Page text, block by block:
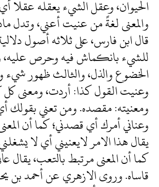
الحيوان، وعقل الشيء يعقله عقلا
والمعنى لغةً من عنيت أعني، وتدل
قال ابن فارس، على ثلاثه أصول
للشيء بانكماش فيه وحرص عليه،
الخضوع والذل، والثالث ظهور شيء
وعنيت القول كذا: أردت، ومعنى كل
ومعنيته: مقصده. ومن تعني بقولك
وعناني أمرك أي قصدني؛ كما أن
يقال هذا الامر لايعنيني أي لا
كما أن المعنى مرتبط بالتعب، يقال
قاساه. وروى الازهري عن أحمد بن